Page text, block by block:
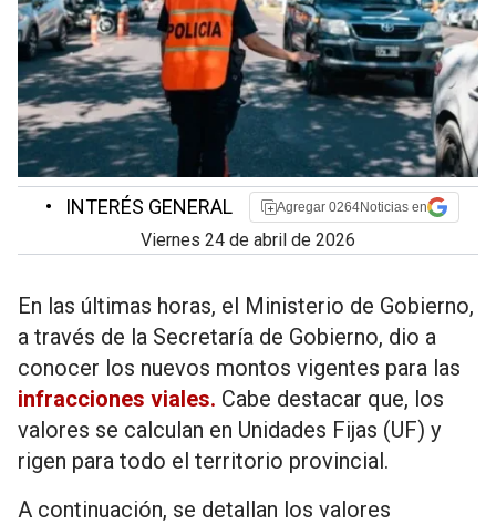
• INTERÉS GENERAL Agregar 0264Noticias en
viernes 24 de abril de 2026
En las últimas horas, el Ministerio de Gobierno,
a través de la Secretaría de Gobierno, dio a
conocer los nuevos montos vigentes para las
infracciones viales. Cabe destacar que, los
valores se calculan en Unidades Fijas (UF) y
rigen para todo el territorio provincial.
A continuación, se detallan los valores